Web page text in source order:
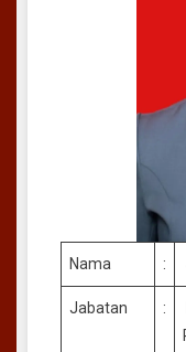
Nama :
Jabatan :